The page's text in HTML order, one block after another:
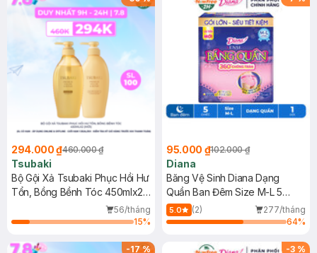
294.000 ₫460.000 ₫
Tsubaki
Bộ Gội Xả Tsubaki Phục Hồi Hư
Tổn, Bồng Bềnh Tóc 450mlx2
56/tháng
15%
95.000 ₫102.000 ₫
Diana
Băng Vệ Sinh Diana Dạng
Quần Ban Đêm Size M-L 5
Chiếc/Gói
5.0 (2)
277/tháng
64%
-17% -3 %